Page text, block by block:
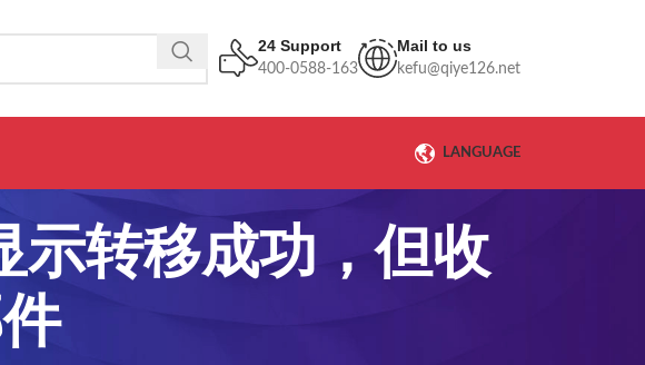
24 Support
400-0588-163
Mail to us
kefu@qiye126.net
LANGUAGE
示转移成功，但收